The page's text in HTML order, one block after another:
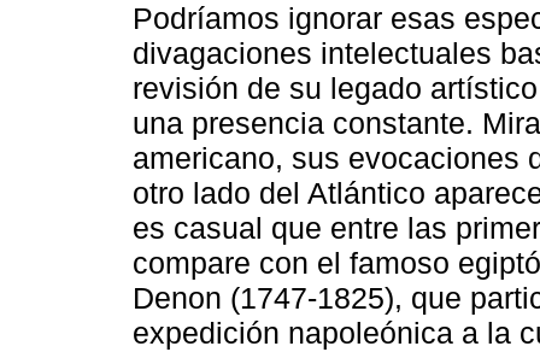
Podríamos ignorar esas
divagaciones intelectuales
revisión de su legado
una presencia constante.
americano, sus evocaciones
otro lado del Atlántico
es casual que entre las
compare con el famoso
Denon (1747-1825), que
expedición napoleónica a la